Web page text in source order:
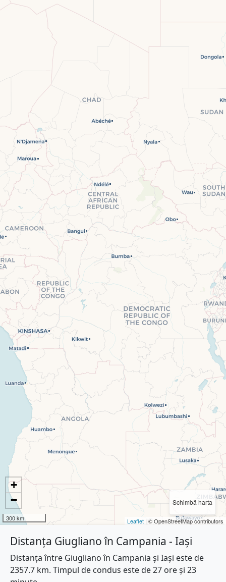
Schimbă harta
+
−
300 km Leaflet | © OpenStreetMap contributors
Distanța Giugliano în Campania - Iași
Distanța între Giugliano în Campania și Iași este de
2357.7 km. Timpul de condus este de 27 ore și 23